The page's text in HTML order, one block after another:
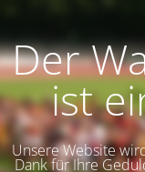
Der
ist
Unsere Website
Dank für Ihre